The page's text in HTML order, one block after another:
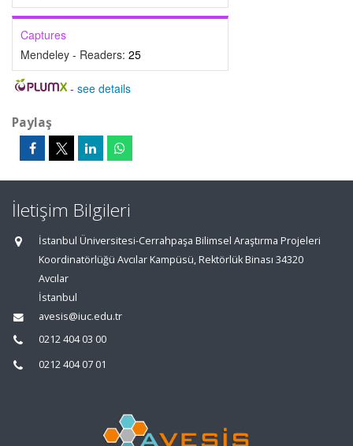
Captures
Mendeley - Readers: 25
- see details
Paylaş
İletişim Bilgileri
İstanbul Üniversitesi-Cerrahpaşa Bilimsel Araştırma Projeleri
Koordinatörlüğü Avcılar Kampüsü, Rektörlük Binası 34320
Avcılar
İstanbul
avesis@iuc.edu.tr
0212 404 03 00
0212 404 07 01